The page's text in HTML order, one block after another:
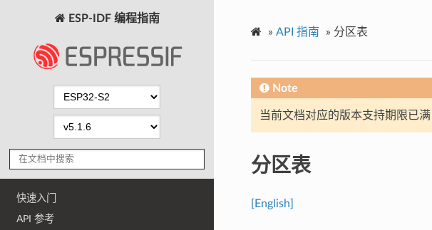
ESP-IDF 编程指南
快速入门
API 参考
» API 指南 » 分区表
Note
当前文档对应的版本支持期限已
分区表
[English]